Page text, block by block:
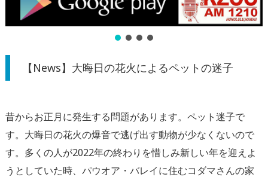
【News】大晦日の花火によるペットの迷子
昔からお正月に発生する問題があります。ペット迷子で
す。 大晦日の花火の爆音で逃げ出す動物が少なくないので
す。 多くの人が2022年の終わりを惜しみ新しい年を迎えよ
うとしていた時、パウオア・バレイに住むコダマさんの家